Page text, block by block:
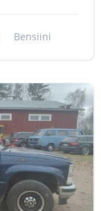
Bensiini